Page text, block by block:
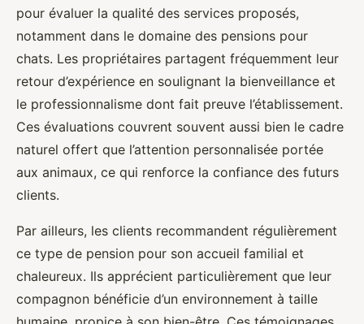
pour évaluer la qualité des services proposés,
notamment dans le domaine des pensions pour
chats. Les propriétaires partagent fréquemment leur
retour d’expérience en soulignant la bienveillance et
le professionnalisme dont fait preuve l’établissement.
Ces évaluations couvrent souvent aussi bien le cadre
naturel offert que l’attention personnalisée portée
aux animaux, ce qui renforce la confiance des futurs
clients.
Par ailleurs, les clients recommandent régulièrement
ce type de pension pour son accueil familial et
chaleureux. Ils apprécient particulièrement que leur
compagnon bénéficie d’un environnement à taille